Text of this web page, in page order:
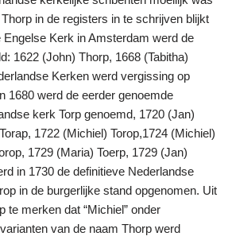
in de registers in te schrijven blijkt
Engelse Kerk in Amsterdam werd de
1622 (John) Thorp, 1668 (Tabitha)
Kerken werd vergissing op
1680 werd de eerder genoemde
kerk Torp genoemd, 1720 (Jan)
1722 (Michiel) Torop,1724 (Michiel)
1729 (Maria) Toerp, 1729 (Jan)
in 1730 de definitieve Nederlandse
in de burgerlijke stand opgenomen. Uit
te merken dat “Michiel” onder
van de naam Thorp werd